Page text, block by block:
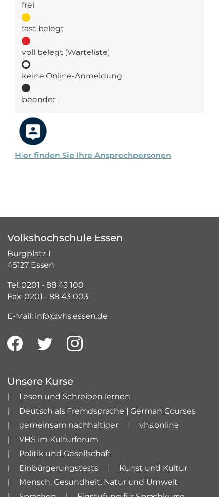
Hier finden Sie Ihre Ansprechpersonen
frei
fast belegt
voll belegt (Warteliste)
keine Online-Anmeldung
beendet
Volkshochschule Essen
Burgplatz 1
45127 Essen
Tel: 0201 - 88 43 100
Fax: 0201 - 88 43 003
E-Mail: info@vhs.essen.de
Unsere Kurse
Lesen und Schreiben lernen
Deutsch als Fremdsprache | German Courses
gemeinsam nachhaltiger
vhs.online
VHS im Kulturforum
Politik und Gesellschaft
Einbürgerungstests
Kunst und Kultur
Mensch, Gesundheit, Natur und Umwelt